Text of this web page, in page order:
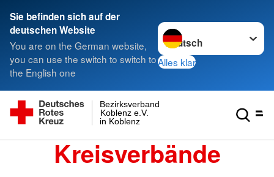
Sie befinden sich auf der
deutschen Website
You are on the German website,
you can use the switch to switch to
the English one
Sprache wechseln zu
Alles klar
in Koblenz
Koblenz e.V.
Bezirksverband
Kreisverbände